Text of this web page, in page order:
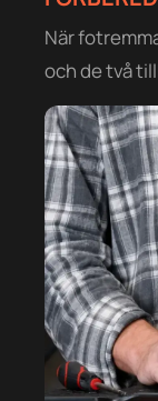
När
och de två